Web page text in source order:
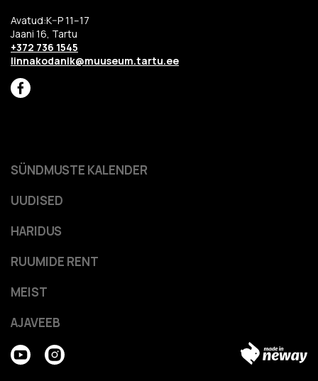
Avatud:K–P 11–17
Jaani 16, Tartu
+372 736 1545
linnakodanik@muuseum.tartu.ee
HARIDUS
RUUMIDE RENT
MEIST
AJAVEEB
SÜNDMUSTE KALENDER
UUDISED